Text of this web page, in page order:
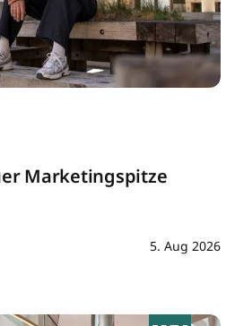
Marketingspitze
5. Aug 2026